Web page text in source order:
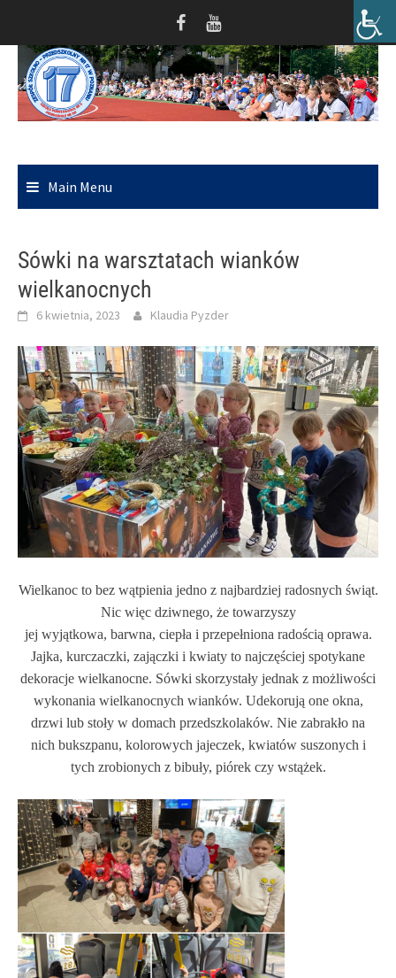
content
Main Menu
Sówki na warsztatach wianków
wielkanocnych
6 kwietnia, 2023 Klaudia Pyzder
Wielkanoc to bez wątpienia jedno z najbardziej radosnych świąt.
Nic więc dziwnego, że towarzyszy
jej wyjątkowa, barwna, ciepła i przepełniona radością oprawa.
Jajka, kurczaczki, zajączki i kwiaty to najczęściej spotykane
dekoracje wielkanocne. Sówki skorzystały jednak z możliwości
wykonania wielkanocnych wianków. Udekorują one okna,
drzwi lub stoły w domach przedszkolaków. Nie zabrakło na
nich bukszpanu, kolorowych jajeczek, kwiatów suszonych i
tych zrobionych z bibuły, piórek czy wstążek.